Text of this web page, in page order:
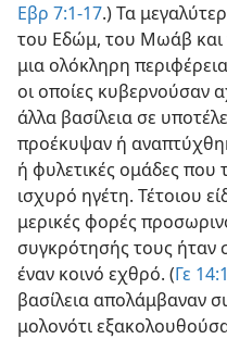
Εβρ 7:1-17.) Τα
του Εδώμ, του Μωάβ και
μια ολόκληρη
οι οποίες κυβερνούσαν
άλλα βασίλεια σε
προέκυψαν ή
ή φυλετικές ομάδες που
ισχυρό ηγέτη. Τέτοιου
μερικές φορές
συγκρότησής τους ήταν
έναν κοινό εχθρό. (Γε
βασίλεια απολάμβαναν
μολονότι